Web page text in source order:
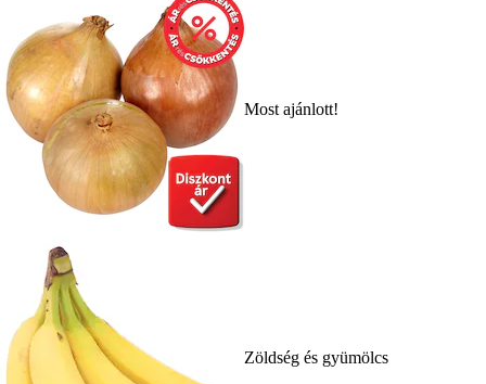
Most ajánlott!
Zöldség és gyümölcs